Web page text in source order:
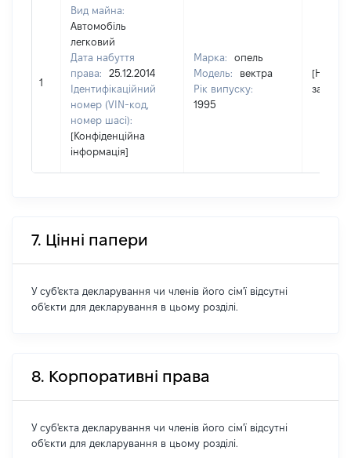
1
Вид майна:
Автомобіль
легковий
Дата набуття
права:
25.12.2014
Ідентифікаційний
номер (VIN-код,
номер шасі):
[Конфіденційна
інформація]
Марка:
опель
Модель:
вектра
Рік випуску:
1995
[Не
7. Цінні папери
У суб'єкта декларування чи членів його сім'ї відсутні
об'єкти для декларування в цьому розділі.
8. Корпоративні права
У суб'єкта декларування чи членів його сім'ї відсутні
об'єкти для декларування в цьому розділі.